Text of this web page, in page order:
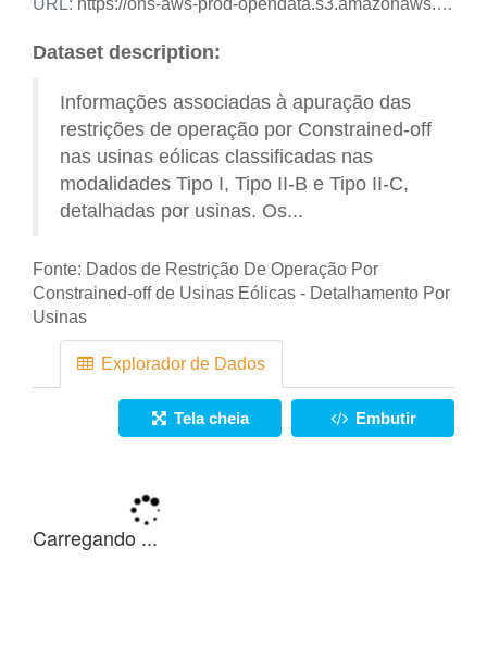
URL: https://ons-aws-prod-opendata.s3.amazonaws.com/dataset/restricao_coff_eolica_detail_tm/RESTRICAO_COFF_EOLICA_DETAIL_2023_05.csv
Dataset description:
Informações associadas à apuração das
restrições de operação por Constrained-off
nas usinas eólicas classificadas nas
modalidades Tipo I, Tipo II-B e Tipo II-C,
detalhadas por usinas. Os...
Fonte: Dados de Restrição De Operação Por
Constrained-off de Usinas Eólicas - Detalhamento Por
Usinas
Explorador de Dados
Tela cheia Embutir